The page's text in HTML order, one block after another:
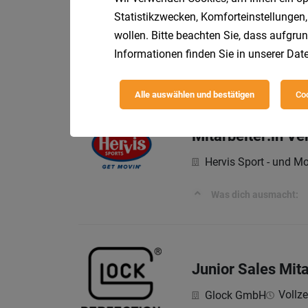
Regionale
UNSER
Ihre Aufgaben
Mitarbeiter:in
Hervis Sport - und
Was dich ausmacht:
Junior Sales
Glock GmbH
Statistikzwecken,
wollen. Bitte beachten Sie, dass
Informationen finden Sie in unserer
Alle auswählen und bestätigen